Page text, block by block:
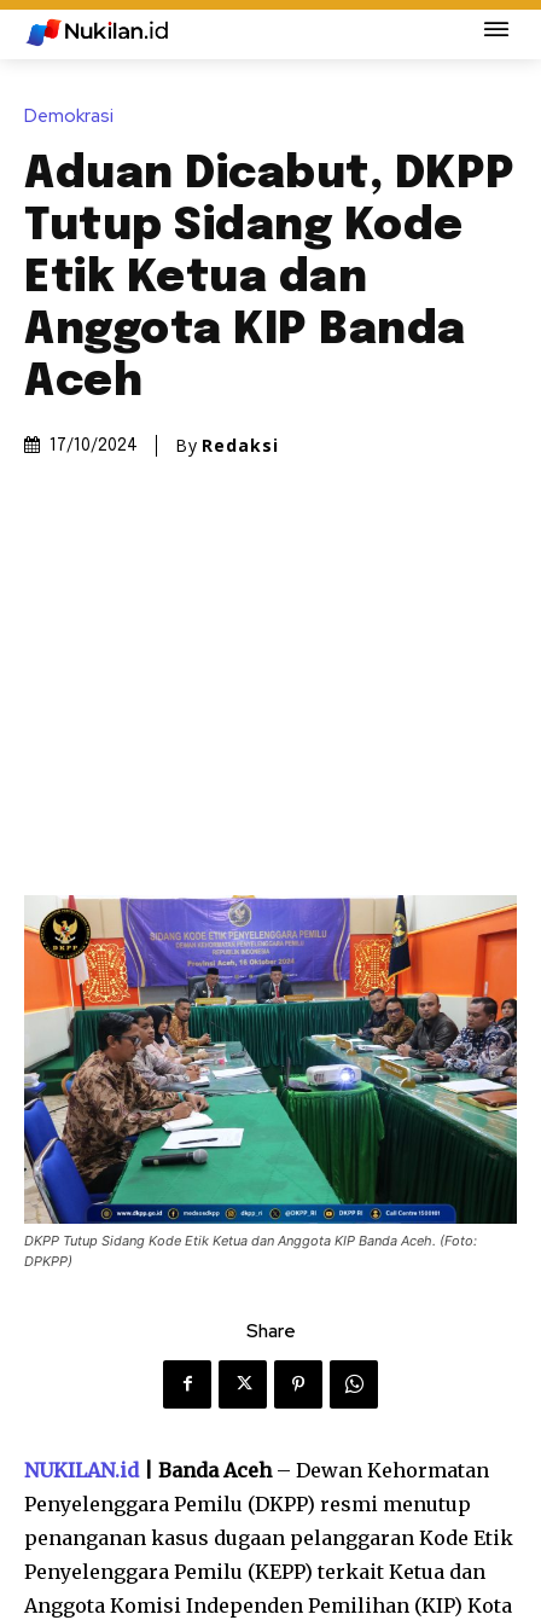
Demokrasi
Aduan Dicabut, DKPP
Tutup Sidang Kode
Etik Ketua dan
Anggota KIP Banda
Aceh
17/10/2024 By Redaksi
DKPP Tutup Sidang Kode Etik Ketua dan Anggota KIP Banda Aceh. (Foto:
DPKPP)
Share
NUKILAN.id| Banda Aceh – Dewan Kehormatan
Penyelenggara Pemilu (DKPP) resmi menutup
penanganan kasus dugaan pelanggaran Kode Etik
Penyelenggara Pemilu (KEPP) terkait Ketua dan
Anggota Komisi Independen Pemilihan (KIP) Kota